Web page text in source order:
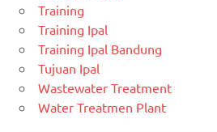
Training
Training Ipal
Training Ipal Bandung
Tujuan Ipal
Wastewater Treatment
Water Treatmen Plant